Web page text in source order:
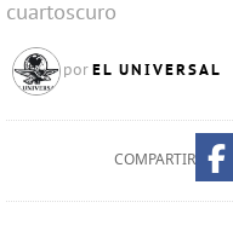
cuartoscuro
por EL UNIVERSAL
COMPARTIR